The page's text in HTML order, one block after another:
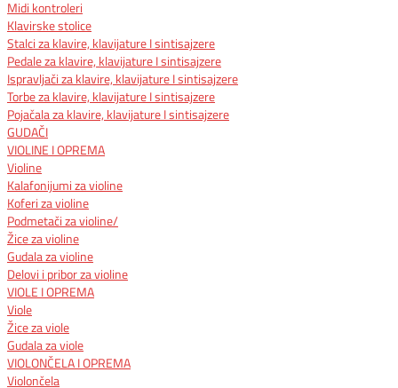
Midi kontroleri
Klavirske stolice
Stalci za klavire, klavijature I sintisajzere
Pedale za klavire, klavijature I sintisajzere
Ispravljači za klavire, klavijature I sintisajzere
Torbe za klavire, klavijature I sintisajzere
Pojačala za klavire, klavijature I sintisajzere
GUDAČI
VIOLINE I OPREMA
Violine
Kalafonijumi za violine
Koferi za violine
Podmetači za violine/
Žice za violine
Gudala za violine
Delovi i pribor za violine
VIOLE I OPREMA
Viole
Žice za viole
Gudala za viole
VIOLONČELA I OPREMA
Violončela